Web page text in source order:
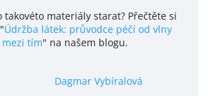
takovéto materiály starat? Přečtěte si
Údržba látek: průvodce péčí od vlny
mezi tím" na našem blogu.
Dagmar Vybíralová